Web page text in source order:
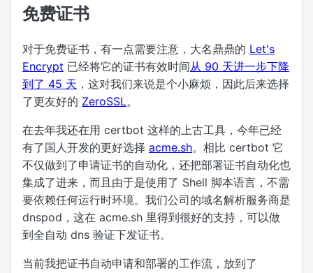
免费证书
对于免费证书，有一点需要注意，大名鼎鼎的 Let's
Encrypt 已经将它的证书有效时间从 90 天进一步下降
到了 45 天 ，这对我们来说是个小麻烦，因此后来选择
了更友好的 ZeroSSL。
在去年我还在用 certbot 这样的上古工具，今年已经
有了国人开发的更好选择 acme.sh。相比 certbot 它
不仅做到了申请证书的自动化，还把部署证书自动化也
集成了进来，而且由于是使用了 Shell 脚本语言，不需
要依赖任何运行时环境。我们公司的域名解析服务商是
dnspod，这在 acme.sh 里得到很好的支持，可以做
到全自动 dns 验证下发证书。
当前我把证书自动申请和部署的工作流，放到了